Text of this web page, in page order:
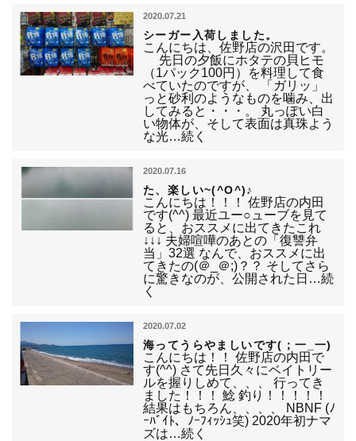
2020.07.21
シーガー入荷しました。
こんにちは、佐野店の沢田です。
先日の夕飯にホタテの貝ヒモ
（1パック100円）を料理して食
べていたのですが、 「ガリッ」
っと砂利のようなものを噛み、出
してみると・・・。 丸っぽい白
い物体が、そして表面は真珠よう
な光…続く
2020.07.16
た、楽しい~(^O^)♪
こんにちは！！！ 佐野店の内田
です(^^) 最近ユー○ューブを見て
ると、おススメに出てきたこれ
↓↓↓ 夫婦喧嘩のあとの「復讐弁
当」32選 なんで、おススメに出
てきたの(＠_＠;)？？ そしてさら
に驚きなのが、公開された日…続
く
2020.07.02
海ってうらやましいです(；一_一)
こんにちは！！ 佐野店の内田で
す(^^) さて先日久々にベイトリー
ルを握りしめて、、、 行ってき
ました！！！ 鯰 釣り！！！！！
結果はもちろん、、、、 NBNF (ﾉ
ｰﾊﾞｲﾄ、ﾉｰﾌｨｯｼｭ笑) 2020年初ナマ
ズは…続く